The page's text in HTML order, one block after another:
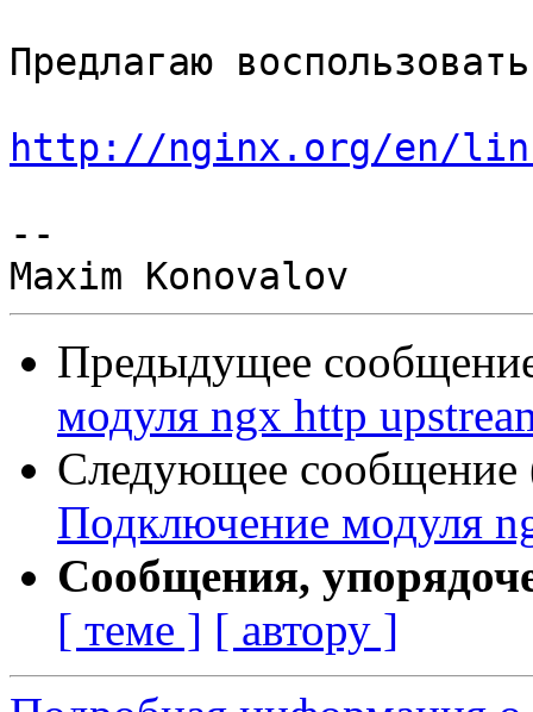
Предлагаю
http://nginx.org/en/
--
Предыдущее
модуля ngx http
Следующее сообщение
Подключение модуля
Сообщения,
[ теме ] [ автору ]